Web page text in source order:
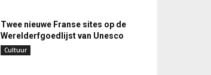
Twee nieuwe Franse sites op de
Werelderfgoedlijst van Unesco
Cultuur